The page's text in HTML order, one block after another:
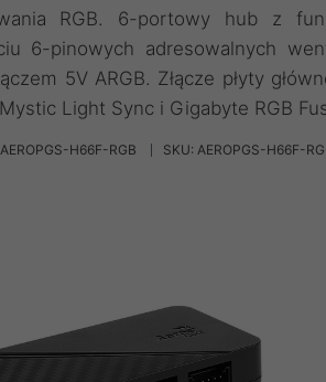
RGB. 6-portowy hub z
6-pinowych adresowalnych
5V ARGB. Złącze płyty
Light Sync i Gigabyte RGB
H66F-RGB SKU: AEROPGS-H66F-